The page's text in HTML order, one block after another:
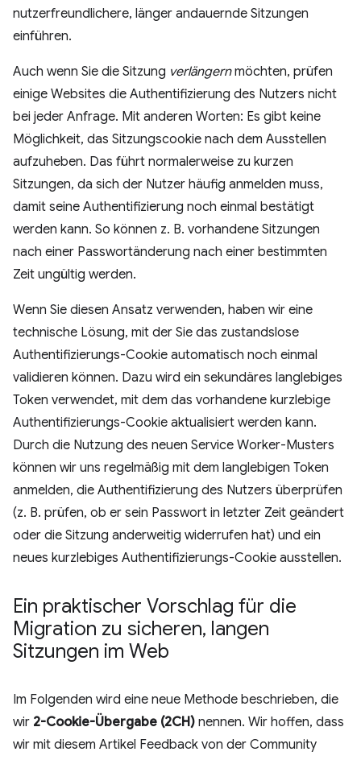
nutzerfreundlichere, länger andauernde Sitzungen
einführen.
Auch wenn Sie die Sitzung verlängernmöchten, prüfen
einige Websites die Authentifizierung des Nutzers nicht
bei jeder Anfrage. Mit anderen Worten: Es gibt keine
Möglichkeit, das Sitzungscookie nach dem Ausstellen
aufzuheben. Das führt normalerweise zu kurzen
Sitzungen, da sich der Nutzer häufig anmelden muss,
damit seine Authentifizierung noch einmal bestätigt
werden kann. So können z. B. vorhandene Sitzungen
nach einer Passwortänderung nach einer bestimmten
Zeit ungültig werden.
Wenn Sie diesen Ansatz verwenden, haben wir eine
technische Lösung, mit der Sie das zustandslose
Authentifizierungs-Cookie automatisch noch einmal
validieren können. Dazu wird ein sekundäres langlebiges
Token verwendet, mit dem das vorhandene kurzlebige
Authentifizierungs-Cookie aktualisiert werden kann.
Durch die Nutzung des neuen Service Worker-Musters
können wir uns regelmäßig mit dem langlebigen Token
anmelden, die Authentifizierung des Nutzers überprüfen
(z. B. prüfen, ob er sein Passwort in letzter Zeit geändert
oder die Sitzung anderweitig widerrufen hat) und ein
neues kurzlebiges Authentifizierungs-Cookie ausstellen.
Ein praktischer Vorschlag für die
Migration zu sicheren, langen
Sitzungen im Web
Im Folgenden wird eine neue Methode beschrieben, die
wir 2-Cookie-Übergabe (2CH) nennen. Wir hoffen, dass
wir mit diesem Artikel Feedback von der Community